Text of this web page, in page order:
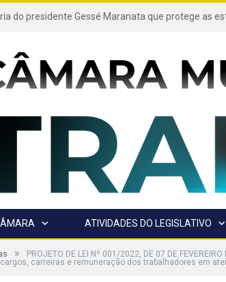
ATIVIDADES DO LEGISLATIVO
»
PROJETO DE LEI Nº 001/2022, DE 07 DE
carreiras e remuneração dos trabalhadores em